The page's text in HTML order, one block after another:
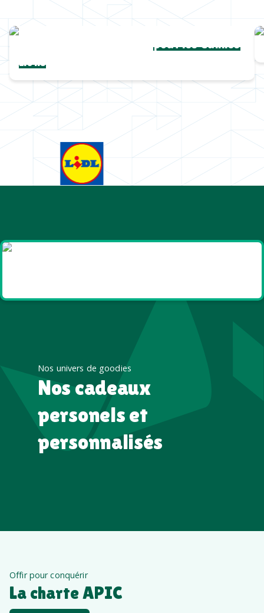
Une collection complètepour les Cannes
Lions
Nos univers de goodies
Nos cadeaux
personels et
personnalisés
Offir pour conquérir
La charte APIC